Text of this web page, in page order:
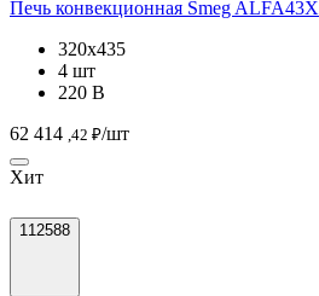
Печь конвекционная Smeg ALFA43X
320х435
4 шт
220 В
62 414 ,42 ₽/шт
Хит
112588